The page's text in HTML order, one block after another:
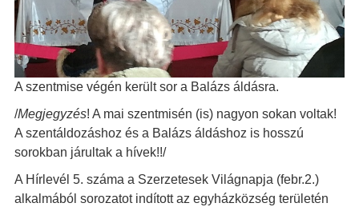
A szentmise végén került sor a Balázs áldásra.
/Megjegyzés! A mai szentmisén (is) nagyon sokan voltak!
A szentáldozáshoz és a Balázs áldáshoz is hosszú
sorokban járultak a hívek!!/
A Hírlevél 5. száma a Szerzetesek Világnapja (febr.2.)
alkalmából sorozatot indított az egyházközség területén